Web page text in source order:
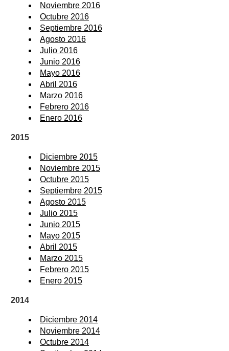
Noviembre 2016
Octubre 2016
Septiembre 2016
Agosto 2016
Julio 2016
Junio 2016
Mayo 2016
Abril 2016
Marzo 2016
Febrero 2016
Enero 2016
2015
Diciembre 2015
Noviembre 2015
Octubre 2015
Septiembre 2015
Agosto 2015
Julio 2015
Junio 2015
Mayo 2015
Abril 2015
Marzo 2015
Febrero 2015
Enero 2015
2014
Diciembre 2014
Noviembre 2014
Octubre 2014